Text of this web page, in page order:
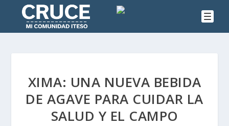
XIMA: UNA NUEVA BEBIDA
DE AGAVE PARA CUIDAR LA
SALUD Y EL CAMPO